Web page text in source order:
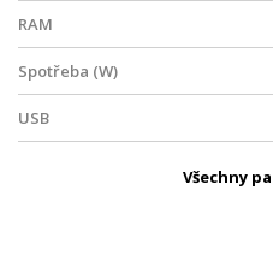
RAM
Spotřeba (W)
USB
FYZICKÉ PARAMETRYVšechny